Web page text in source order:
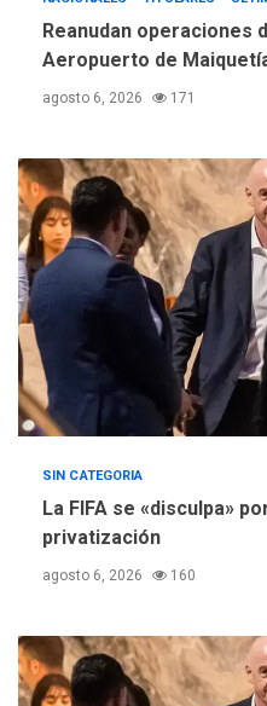
5
de
de
Reanudan operaciones
Aeropuerto de
agosto 6, 2026 171
SIN CATEGORIA
La FIFA se «disculpa»
privatización
agosto 6, 2026 160